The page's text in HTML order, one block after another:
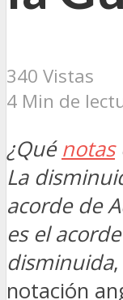
340 Vistas
4 Min de
¿Qué notas
La
acorde de
es el
disminuida
notación